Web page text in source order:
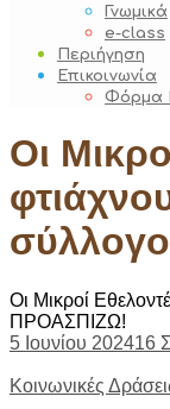
Γνωμικά
e-class
Περιήγηση
Επικοινωνία
Φόρμα
Οι
Οι Μικροί
ΠΡΟΑΣΠΙΖΩ!
5 Ιουνίου 202416
Κοινωνικές